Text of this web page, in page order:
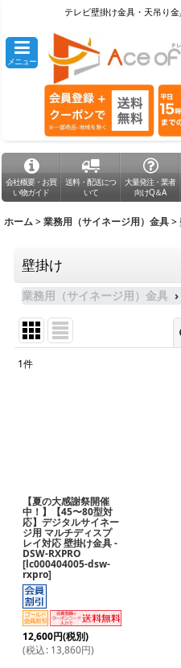
テレビ壁掛け金具・天吊り
メニュー
会社概要・お買
い物ガイド
送料・配送につ
いて
大量発注・業者
向けQ＆A
ホーム >業務用（サイネージ用）金具>
壁掛け
業務用（サイネージ用）金具
1件
【夏の大感謝祭開催
中！】【45〜80型対
応】デジタルサイネー
ジ用 マルチディスプ
レイ対応 壁掛け金具 -
DSW-RXPRO
[lc000404005-dsw-
rxpro]
12,600円(税別)
(税込: 13,860円)